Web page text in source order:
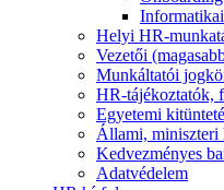
Helyi HR-
Vezetői
Munkáltatói
HR-tájékoztatók,
Egyetemi
Állami, miniszteri
Kedvezményes
Adatvédelem